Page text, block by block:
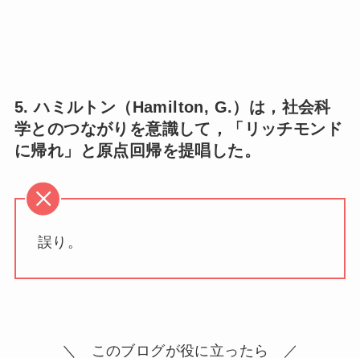
5. ハミルトン（Hamilton, G.）は，社会科
学とのつながりを意識して，「リッチモンド
に帰れ」と原点回帰を提唱した。
誤り。
＼ このブログが役に立ったら ／